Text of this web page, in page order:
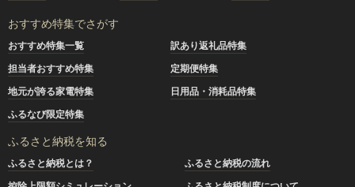
おすすめ特集でさがす
おすすめ特集一覧
訳あり返礼品特集
担当者おすすめ特集
定期便特集
地元が誇る家電特集
日用品・消耗品特集
ふるなび限定特集
ふるさと納税を知る
ふるさと納税とは？
ふるさと納税の流れ